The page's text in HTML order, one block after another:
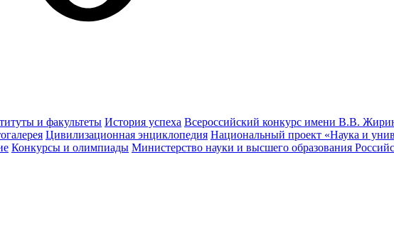
и факультеты История успеха Всероссийский конкурс имени В.В.
Цивилизационная энциклопедия Национальный проект «Наука и
Конкурсы и олимпиады Министерство науки и высшего образования